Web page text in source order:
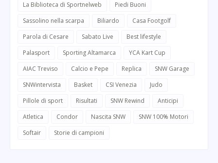
La Biblioteca di Sportnelweb
Piedi Buoni
Sassolino nella scarpa
Biliardo
Casa Footgolf
Parola di Cesare
Sabato Live
Best lifestyle
Palasport
Sporting Altamarca
YCA Kart Cup
AIAC Treviso
Calcio e Pepe Replica
SNW Garage
SNWintervista
Basket CSI Venezia
Judo
Pillole di sport
Risultati SNW Rewind
Anticipi
Atletica
Condor Nascita SNW
SNW 100% Motori
Softair
Storie di campioni